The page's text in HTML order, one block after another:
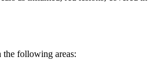
the following areas: